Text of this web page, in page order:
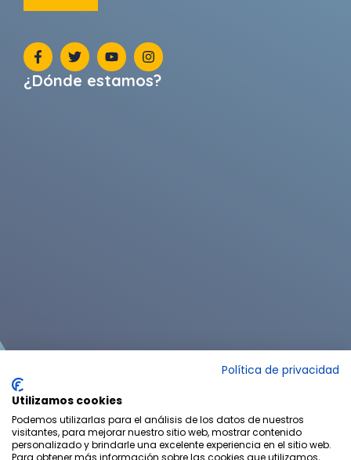
¿Dónde estamos?
C/ Valle del Tera, 58 Vélez Málaga 29700
Política de privacidad
Utilizamos cookies
Podemos utilizarlas para el análisis de los datos de nuestros
visitantes, para mejorar nuestro sitio web, mostrar contenido
personalizado y brindarle una excelente experiencia en el sitio web.
Para obtener más información sobre las cookies que utilizamos,